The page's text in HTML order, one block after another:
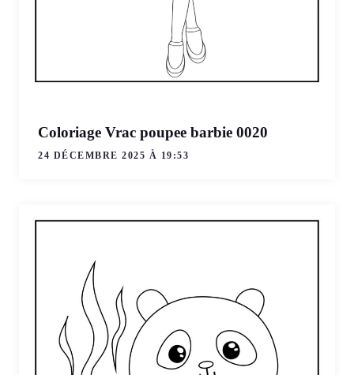
Coloriage Vrac poupee barbie 0020
24 DÉCEMBRE 2025 À 19:53